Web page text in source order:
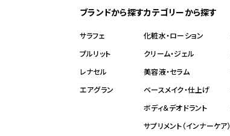
ブランドから探す
サラフェ
プルリット
レナセル
エアグラン
カテゴリーから探す
化粧水・ローション
クリーム・ジェル
美容液・セラム
ベースメイク・仕上げ
ボディ＆デオドラント
サプリメント（インナーケア）